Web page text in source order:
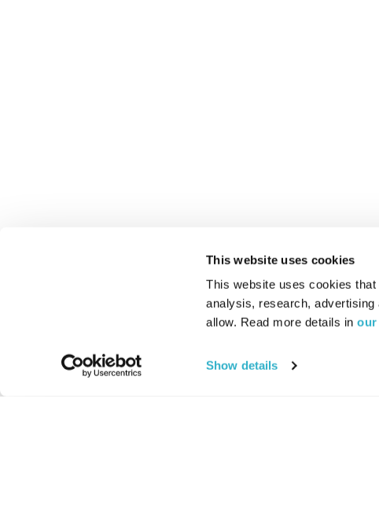
This website uses cookies
This website uses cookies
analysis, research,
allow. Read more details in
Show details